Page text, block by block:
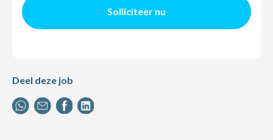
Solliciteer nu
Deel deze job